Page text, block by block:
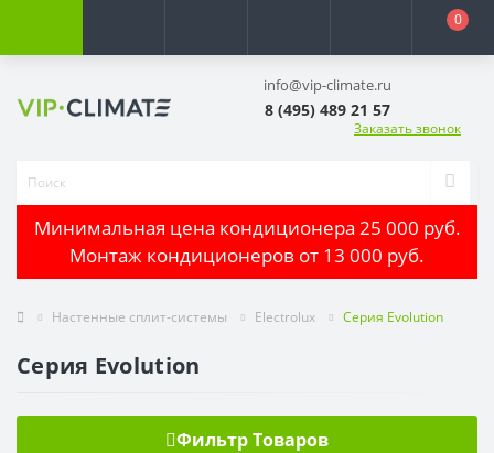
0
info@vip-climate.ru
8 (495) 489 21 57
Заказать звонок
Минимальная цена кондиционера 25 000 руб.
Монтаж кондиционеров от 13 000 руб.
Настенные сплит-системы Electrolux Серия Evolution
Серия Evolution
Фильтр Товаров